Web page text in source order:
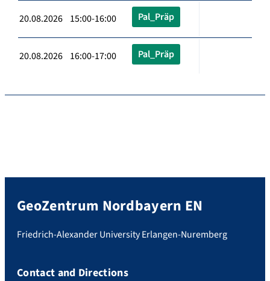
20.08.2026 15:00-16:00 Pal_Präp
20.08.2026 16:00-17:00 Pal_Präp
GeoZentrum Nordbayern EN
Friedrich-Alexander University Erlangen-Nuremberg
Contact and Directions